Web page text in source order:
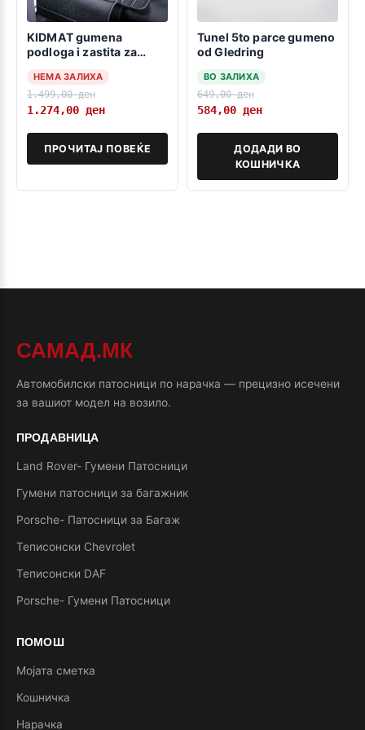
KIDMAT gumena
podloga i zastita za
НЕМА ЗАЛИХА
1.499,00ден
1.274,00 ден
ПРОЧИТАЈ ПОВЕЌЕ
Tunel 5to parce gumeno
od Gledring
ВО ЗАЛИХА
649,00ден
584,00 ден
ДОДАДИ ВО
КОШНИЧКА
САМАД.МК
Автомобилски патосници по нарачка — прецизно исечени
за вашиот модел на возило.
ПРОДАВНИЦА
Land Rover- Гумени Патосници
Гумени патосници за багажник
Porsche- Патосници за Багаж
Теписонски Chevrolet
Теписонски DAF
Porsche- Гумени Патосници
ПОМОШ
Мојата сметка
Кошничка
Нарачка